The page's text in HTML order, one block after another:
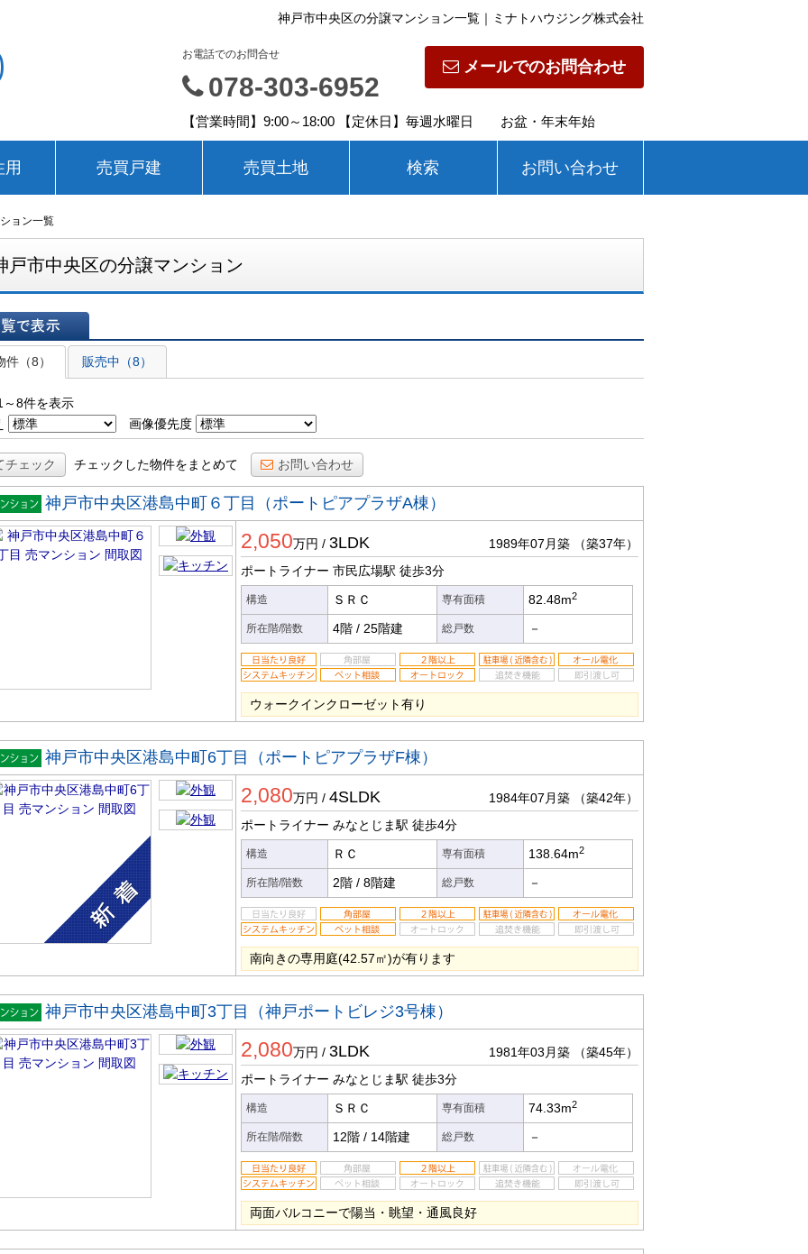
神戸市中央区の分譲マンション一覧｜ミナトハウジング株式会社
メールでのお問合わせ
お電話でのお問合せ
078-303-6952
【営業時間】9:00～18:00 【定休日】毎週水曜日 お盆・年末年始
用 売買戸建 売買土地 検索 お問い合わせ
ョン一覧
戸市中央区の分譲マンション
示
件（8）
販売中（8）
8件を表示
画像優先度
チェック チェックした物件をまとめて お問い合わせ
ンシ
神戸市中央区港島中町６丁目（ポートピアプラザA棟）
2,050万円 / 3LDK 1989年07月築
（築37年）
ポートライナー 市民広場駅 徒歩3分
構造 ＳＲＣ 専有面積 82.48m2
所在階/階数 4階 / 25階建 総戸数 －
ウォークインクローゼット有り
ンシ
神戸市中央区港島中町6丁目（ポートピアプラザF棟）
2,080万円 / 4SLDK 1984年07月築
（築42年）
ポートライナー みなとじま駅 徒歩4分
構造 ＲＣ 専有面積 138.64m2
所在階/階数 2階 / 8階建 総戸数 －
南向きの専用庭(42.57㎡)が有ります
ンシ
神戸市中央区港島中町3丁目（神戸ポートビレジ3号棟）
2,080万円 / 3LDK 1981年03月築
（築45年）
ポートライナー みなとじま駅 徒歩3分
構造 ＳＲＣ 専有面積 74.33m2
所在階/階数 12階 / 14階建 総戸数 －
両面バルコニーで陽当・眺望・通風良好